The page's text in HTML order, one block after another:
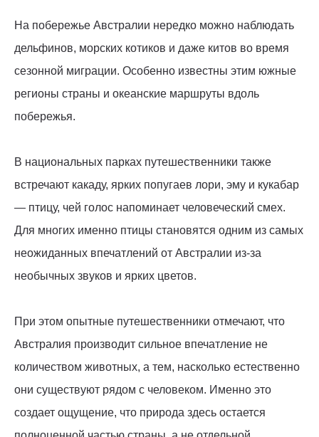
На побережье Австралии нередко можно наблюдать
дельфинов, морских котиков и даже китов во время
сезонной миграции. Особенно известны этим южные
регионы страны и океанские маршруты вдоль
побережья.
В национальных парках путешественники также
встречают какаду, ярких попугаев лори, эму и кукабар
— птицу, чей голос напоминает человеческий смех.
Для многих именно птицы становятся одним из самых
неожиданных впечатлений от Австралии из-за
необычных звуков и ярких цветов.
При этом опытные путешественники отмечают, что
Австралия производит сильное впечатление не
количеством животных, а тем, насколько естественно
они существуют рядом с человеком. Именно это
создает ощущение, что природа здесь остается